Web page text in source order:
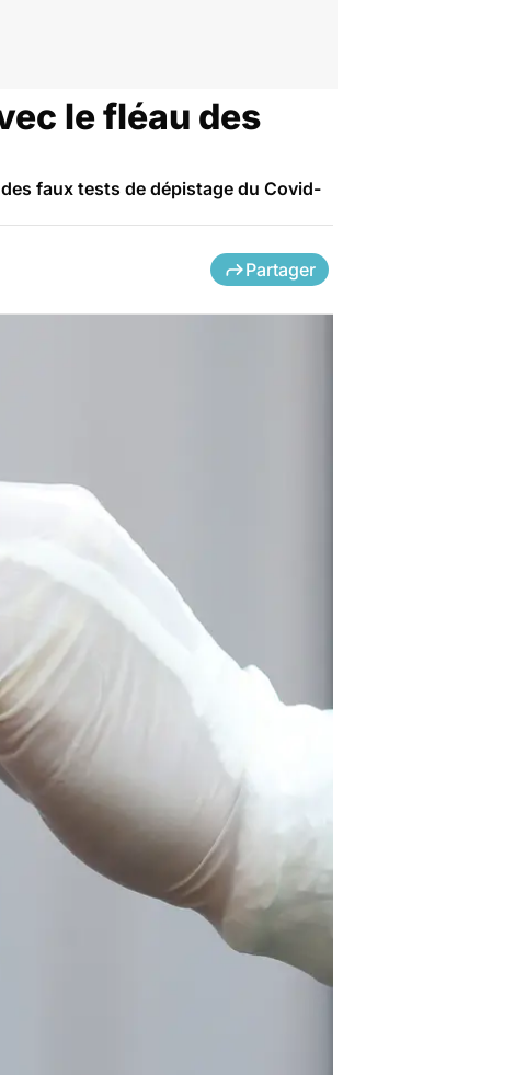
le fléau des
faux tests de dépistage du Covid-
Partager